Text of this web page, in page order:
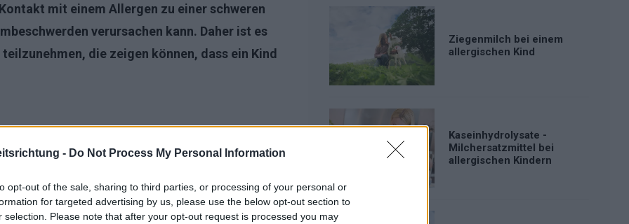
- Do Not Process My Personal Information
opt-out of the sale, sharing to third parties, or processing of your personal or
for targeted advertising by us, please use the below opt-out section to
selection. Please note that after your opt-out request is processed you may
mit einem Allergen zu einer schweren
verursachen kann. Daher ist es
die zeigen können, dass ein Kind
Ziegenmilch bei einem
allergischen Kind
Kaseinhydrolysate -
Milchersatzmittel bei
allergischen Kindern